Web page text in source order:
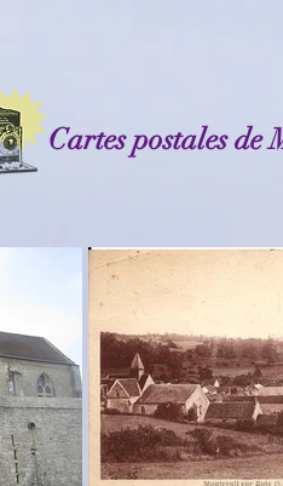
Cartes postales de